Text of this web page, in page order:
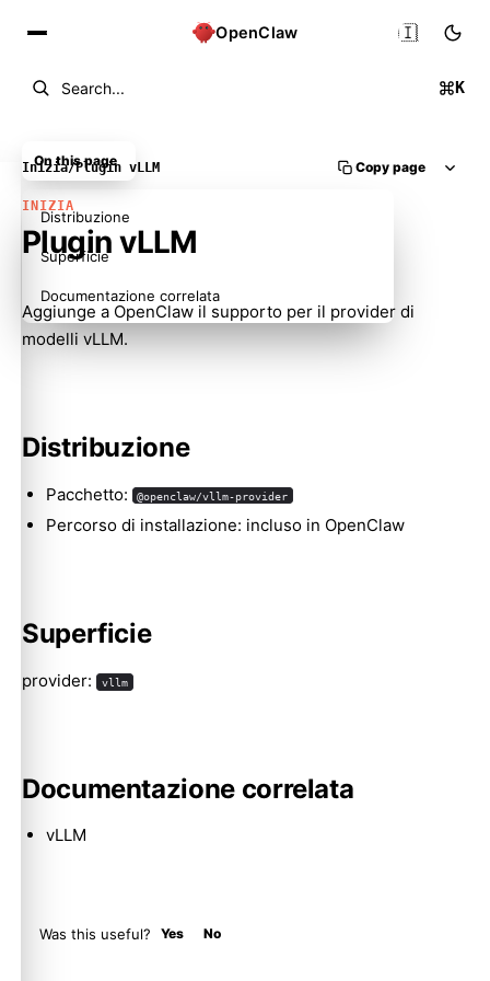
OpenClaw
Search... K
🇮🇹
Inizia/Plugin vLLM Copy page
INIZIA
Plugin vLLM
Aggiunge a OpenClaw il supporto per il provider di
modelli vLLM.
Distribuzione
Pacchetto: @openclaw/vllm-provider
Percorso di installazione: incluso in OpenClaw
Superficie
provider: vllm
Documentazione correlata
vLLM
Was this useful? Yes No
On this page
Distribuzione
Superficie
Documentazione correlata